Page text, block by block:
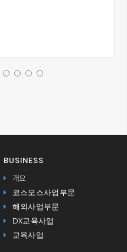
BUSINESS
개요
코스모스사업부문
해외사업부문
DX교육사업
교육사업